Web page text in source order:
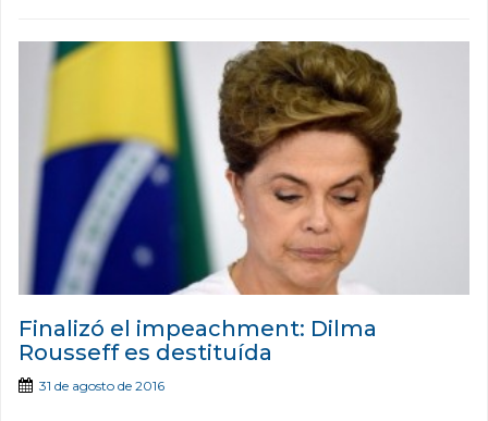
Finalizó el impeachment: Dilma
Rousseff es destituída
31 de agosto de 2016